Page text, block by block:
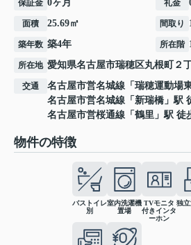
保証金 0ヶ月 礼金
面積 25.69㎡ 間取り
築年数 築4年 所在階
所在地 愛知県名古屋市瑞穂区丸根町 ２
交通 名古屋市営名城線 「 瑞穂運動場
名古屋市営名城線 「 新瑞橋 」駅
名古屋市営桜通線 「 鶴里 」駅 徒
物件の特徴
バストイレ
別
室内洗濯機
置場
TVモニタ
付きインタ
ーホン
独